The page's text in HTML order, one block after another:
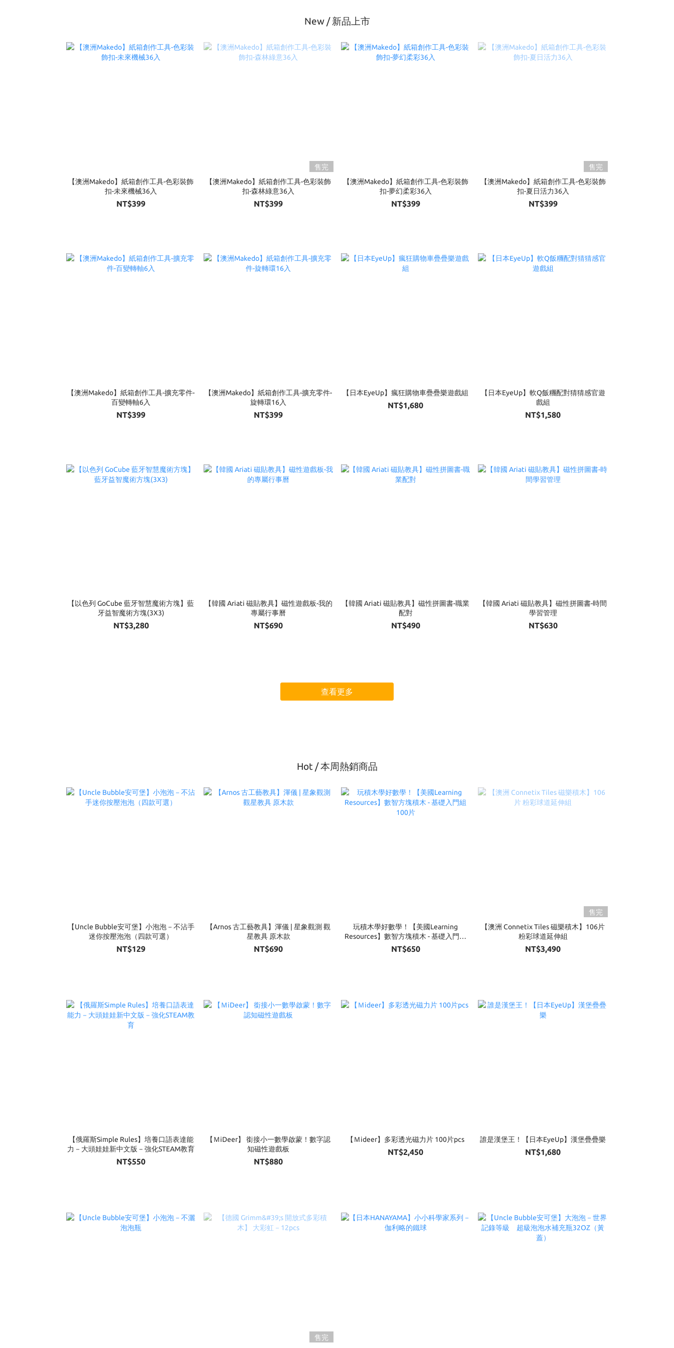
New / 新品上市
【澳洲Makedo】紙箱創作工具-色彩裝飾
扣-未來機械36入
NT$399
售完
【澳洲Makedo】紙箱創作工具-色彩裝飾
扣-森林綠意36入
NT$399
【澳洲Makedo】紙箱創作工具-色彩裝飾
扣-夢幻柔彩36入
NT$399
售完
【澳洲Makedo】紙箱創作工具-色彩裝飾
扣-夏日活力36入
NT$399
【澳洲Makedo】紙箱創作工具-擴充零件-
百變轉軸6入
NT$399
【澳洲Makedo】紙箱創作工具-擴充零件-
旋轉環16入
NT$399
【日本EyeUp】瘋狂購物車疊疊樂遊戲組
NT$1,680
【日本EyeUp】軟Q飯糰配對猜猜感官遊
戲組
NT$1,580
【以色列 GoCube 藍牙智慧魔術方塊】藍
牙益智魔術方塊(3X3)
NT$3,280
【韓國 Ariati 磁貼教具】磁性遊戲板-我的
專屬行事曆
NT$690
【韓國 Ariati 磁貼教具】磁性拼圖書-職業
配對
NT$490
【韓國 Ariati 磁貼教具】磁性拼圖書-時間
學習管理
NT$630
查看更多
Hot / 本周熱銷商品
【Uncle Bubble安可堡】小泡泡－不沾手
迷你按壓泡泡（四款可選）
NT$129
【Arnos 古工藝教具】渾儀 | 星象觀測 觀
星教具 原木款
NT$690
玩積木學好數學！【美國Learning
Resources】數智方塊積木 - 基礎入門組
100片
NT$650
售完
【澳洲 Connetix Tiles 磁樂積木】106片
粉彩球道延伸組
NT$3,490
【俄羅斯Simple Rules】培養口語表達能
力－大頭娃娃新中文版－強化STEAM教育
NT$550
【ＭiDeer】 銜接小一數學啟蒙！數字認
知磁性遊戲板
NT$880
【Ｍideer】多彩透光磁力片 100片pcs
NT$2,450
誰是漢堡王！【日本EyeUp】漢堡疊疊樂
NT$1,680
售完